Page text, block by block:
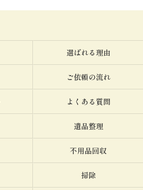
選ばれる理由
ご依頼の流れ
よくある質問
遺品整理
不用品回収
掃除